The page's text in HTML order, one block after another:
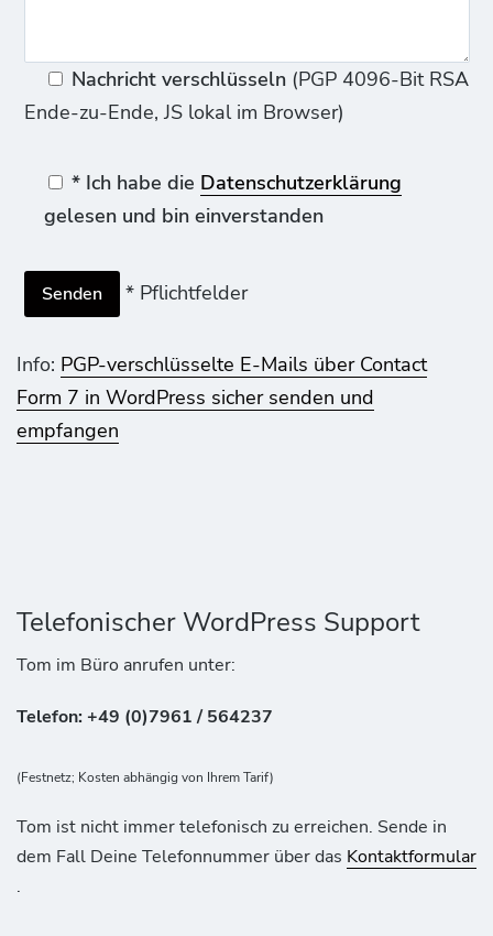
Nachricht verschlüsseln(PGP 4096-Bit RSA
Ende-zu-Ende, JS lokal im Browser)
* Ich habe die Datenschutzerklärung
gelesen und bin einverstanden
* Pflichtfelder
Info: PGP-verschlüsselte E-Mails über Contact
Form 7 in WordPress sicher senden und
empfangen
Telefonischer WordPress Support
Tom im Büro anrufen unter:
Telefon: +49 (0)7961 / 564237
(Festnetz; Kosten abhängig von Ihrem Tarif)
Tom ist nicht immer telefonisch zu erreichen. Sende in
dem Fall Deine Telefonnummer über das Kontaktformular
.